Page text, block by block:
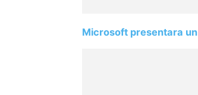
Microsoft presentara